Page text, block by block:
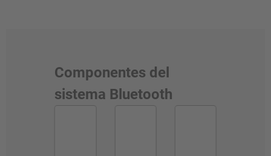
Componentes del
sistema Bluetooth